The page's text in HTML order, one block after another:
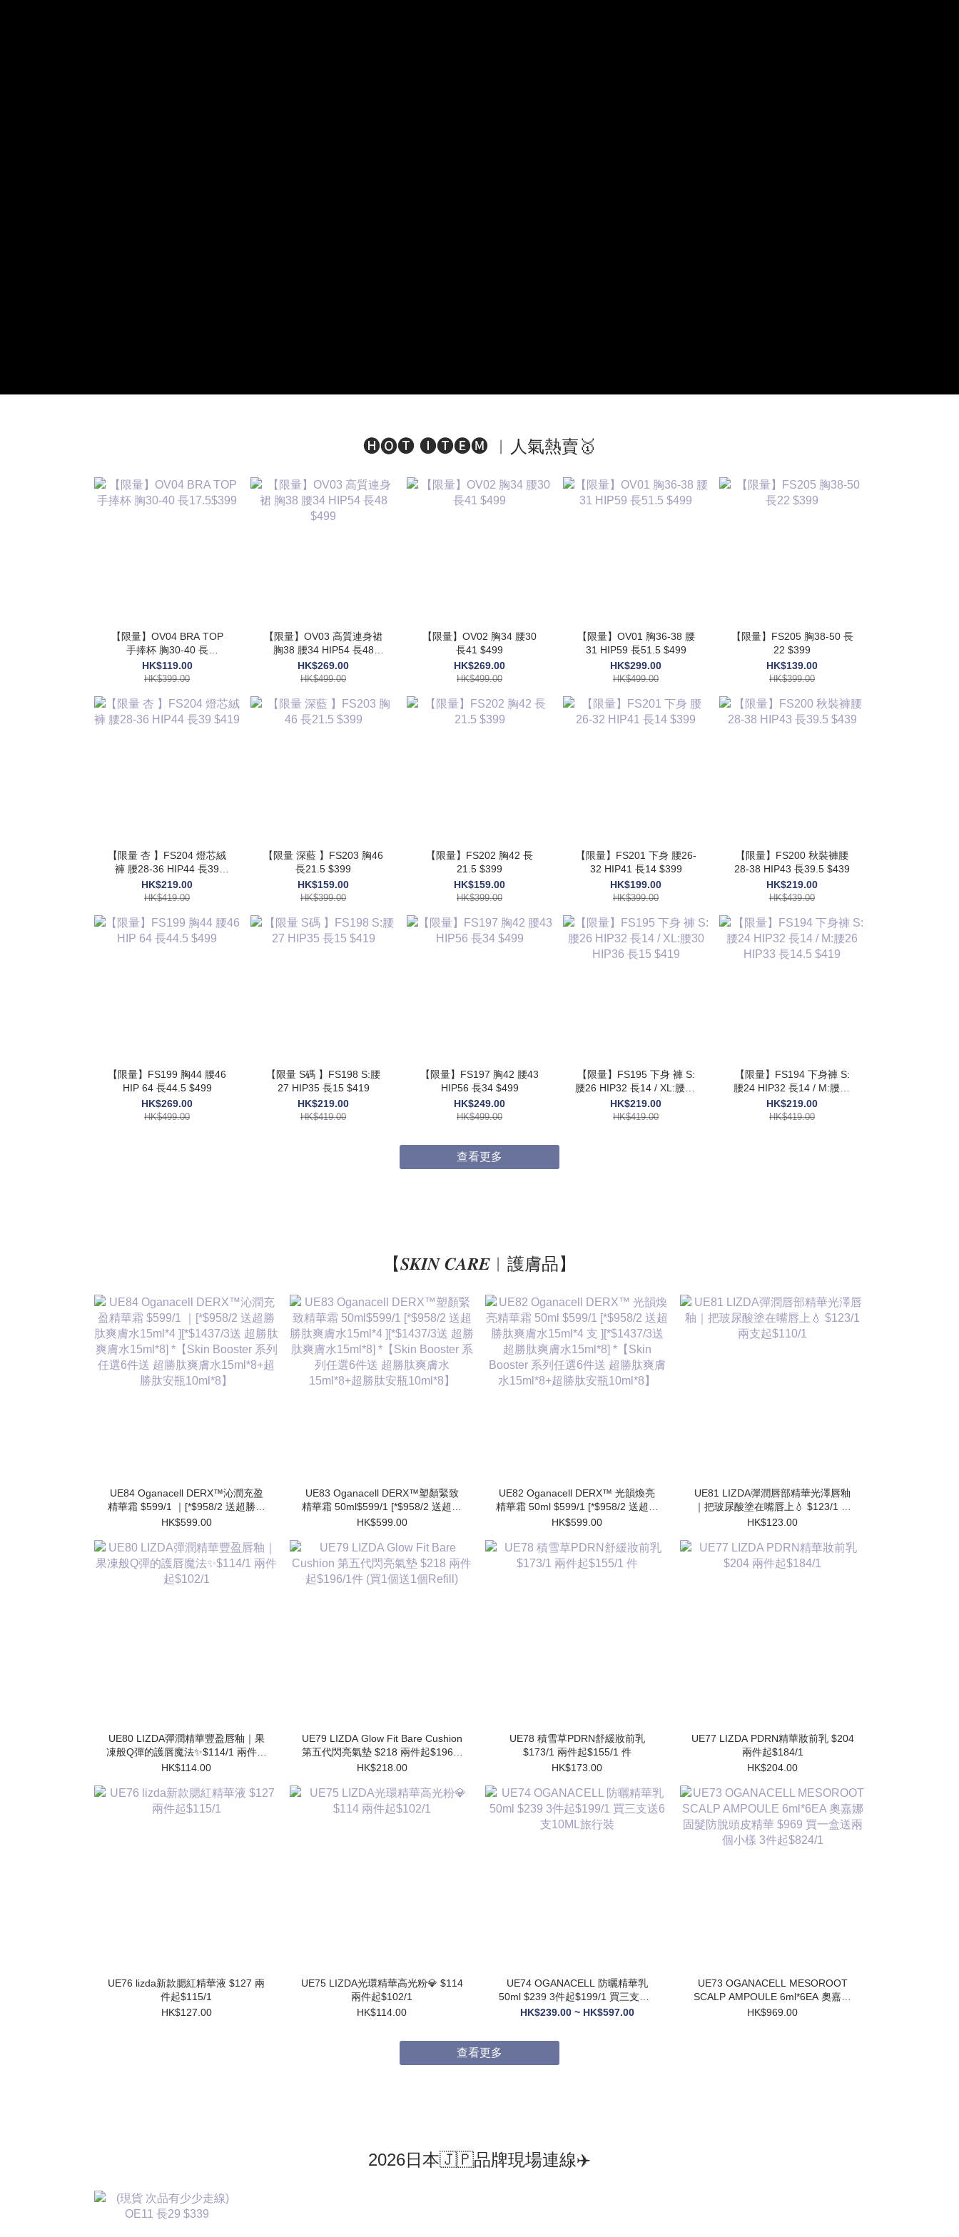
🅗🅞🅣 🅘🅣🅔🅜 ︱人氣熱賣🥇
【限量】OV04 BRA TOP
手捧杯 胸30-40 長
17.5$399
HK$119.00
HK$399.00
【限量】OV03 高質連身裙
胸38 腰34 HIP54 長48
$499
HK$269.00
HK$499.00
【限量】OV02 胸34 腰30
長41 $499
HK$269.00
HK$499.00
【限量】OV01 胸36-38 腰
31 HIP59 長51.5 $499
HK$299.00
HK$499.00
【限量】FS205 胸38-50 長
22 $399
HK$139.00
HK$399.00
【限量 杏 】FS204 燈芯絨
褲 腰28-36 HIP44 長39
$419
HK$219.00
HK$419.00
【限量 深藍 】FS203 胸46
長21.5 $399
HK$159.00
HK$399.00
【限量】FS202 胸42 長
21.5 $399
HK$159.00
HK$399.00
【限量】FS201 下身 腰26-
32 HIP41 長14 $399
HK$199.00
HK$399.00
【限量】FS200 秋裝褲腰
28-38 HIP43 長39.5 $439
HK$219.00
HK$439.00
【限量】FS199 胸44 腰46
HIP 64 長44.5 $499
HK$269.00
HK$499.00
【限量 S碼 】FS198 S:腰
27 HIP35 長15 $419
HK$219.00
HK$419.00
【限量】FS197 胸42 腰43
HIP56 長34 $499
HK$249.00
HK$499.00
【限量】FS195 下身 褲 S:
腰26 HIP32 長14 / XL:腰30
HIP36 長15 $419
HK$219.00
HK$419.00
【限量】FS194 下身褲 S:
腰24 HIP32 長14 / M:腰26
HIP33 長14.5 $419
HK$219.00
HK$419.00
查看更多
【𝑺𝑲𝑰𝑵 𝑪𝑨𝑹𝑬︱護膚品】
UE84 Oganacell DERX™沁潤充盈
精華霜 $599/1 ｜[*$958/2 送超勝肽
爽膚水15ml*4 ][*$1437/3送 超勝肽
任選6件送 超勝肽爽膚水15ml*8+超
勝肽安瓶10ml*8】
HK$599.00
UE83 Oganacell DERX™塑顏緊致
精華霜 50ml$599/1 [*$958/2 送超勝
肽爽膚水15ml*4 ][*$1437/3送 超勝
列任選6件送 超勝肽爽膚水
15ml*8+超勝肽安瓶10ml*8】
HK$599.00
UE82 Oganacell DERX™ 光韻煥亮
精華霜 50ml $599/1 [*$958/2 送超勝
肽爽膚水15ml*4 支 ][*$1437/3送 超
系列任選6件送 超勝肽爽膚水
15ml*8+超勝肽安瓶10ml*8】
HK$599.00
UE81 LIZDA彈潤唇部精華光澤唇釉
｜把玻尿酸塗在嘴唇上💧 $123/1 兩
支起$110/1
HK$123.00
UE80 LIZDA彈潤精華豐盈唇釉｜果
凍般Q彈的護唇魔法✨$114/1 兩件起
$102/1
HK$114.00
UE79 LIZDA Glow Fit Bare Cushion
第五代閃亮氣墊 $218 兩件起$196/1
件 (買1個送1個Refill)
HK$218.00
UE78 積雪草PDRN舒緩妝前乳
$173/1 兩件起$155/1 件
HK$173.00
UE77 LIZDA PDRN精華妝前乳 $204
兩件起$184/1
HK$204.00
UE76 lizda新款腮紅精華液 $127 兩
件起$115/1
HK$127.00
UE75 LIZDA光環精華高光粉💎 $114
兩件起$102/1
HK$114.00
UE74 OGANACELL 防曬精華乳
50ml $239 3件起$199/1 買三支送6
支10ML旅行裝
HK$239.00 ~ HK$597.00
UE73 OGANACELL MESOROOT
SCALP AMPOULE 6ml*6EA 奧嘉娜
固髮防脫頭皮精華 $969 買一盒送兩
HK$969.00
查看更多
2026日本🇯🇵品牌現場連線✈️